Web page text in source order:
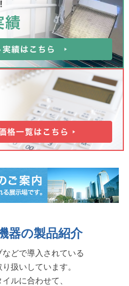
器の製品紹介
などで導入されている
扱いしています。
ルに合わせて、